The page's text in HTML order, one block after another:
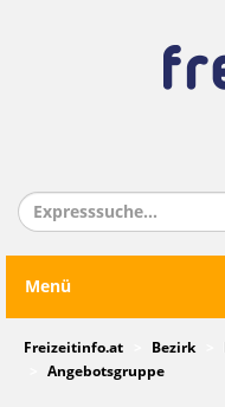
Menü
Freizeitinfo.at Bezirk
Angebotsgruppe